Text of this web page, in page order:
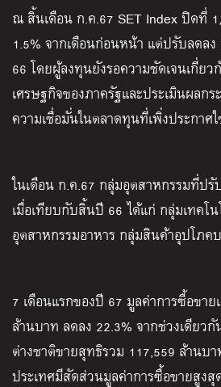
ณ สิ้นเดือน ก.ค.67 SET Index ปิดที่
1.5% จากเดือนก่อนหน้า แต่ปรับลดล
66 โดยผู้ลงทุนยังรอความชัดเจนเกี่ย
เศรษฐกิจของภาครัฐและประเมินผลก
ความเชื่อมั่นในตลาดทุนที่เพิ่งประกาศ
ในเดือน ก.ค.67 กลุ่มอุตสาหกรรมที่ปรั
เมื่อเทียบกับสิ้นปี 66 ได้แก่ กลุ่มเทคโ
อุตสาหกรรมอาหาร กลุ่มสินค้าอุปโภค
7 เดือนแรกของปี 67 มูลค่าการซื้อขา
ล้านบาท ลดลง 22.3% จากช่วงเดียว
ต่างชาติขายสุทธิรวม 117,559 ล้านบ
ประเทศมีสัดส่วนมูลค่าการซื้อขายสูงสุ